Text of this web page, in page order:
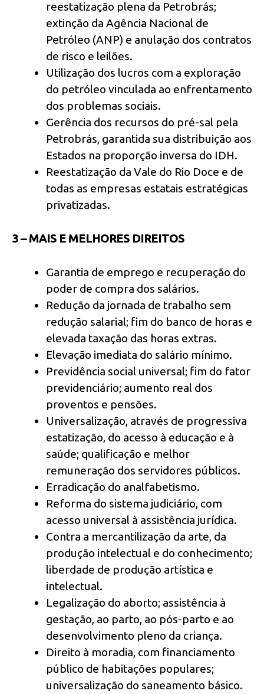
reestatização plena da Petrobrás;
extinção da Agência Nacional de
Petróleo (ANP) e anulação dos contratos
de risco e leilões.
Utilização dos lucros com a exploração
do petróleo vinculada ao enfrentamento
dos problemas sociais.
Gerência dos recursos do pré-sal pela
Petrobrás, garantida sua distribuição aos
Estados na proporção inversa do IDH.
Reestatização da Vale do Rio Doce e de
todas as empresas estatais estratégicas
privatizadas.
3 – MAIS E MELHORES DIREITOS
Garantia de emprego e recuperação do
poder de compra dos salários.
Redução da jornada de trabalho sem
redução salarial; fim do banco de horas e
elevada taxação das horas extras.
Elevação imediata do salário mínimo.
Previdência social universal; fim do fator
previdenciário; aumento real dos
proventos e pensões.
Universalização, através de progressiva
estatização, do acesso à educação e à
saúde; qualificação e melhor
remuneração dos servidores públicos.
Erradicação do analfabetismo.
Reforma do sistema judiciário, com
acesso universal à assistência jurídica.
Contra a mercantilização da arte, da
produção intelectual e do conhecimento;
liberdade de produção artística e
intelectual.
Legalização do aborto; assistência à
gestação, ao parto, ao pós-parto e ao
desenvolvimento pleno da criança.
Direito à moradia, com financiamento
público de habitações populares;
universalização do saneamento básico.